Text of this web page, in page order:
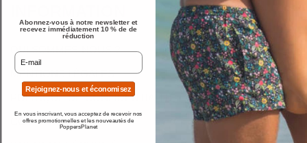
QUI SOMMES-NOUS ?
MENTIONS LÉGALES
POLITIQUE DE CONFIDENTIALITÉ
CGV
Abonnez-vous à notre newsletter et
recevez immédiatement 10 % de de
réduction
.
Rejoignez-nous et économisez
En vous inscrivant, vous acceptez de recevoir nos
offres promotionnelles et les nouveautés de
PoppersPlanet